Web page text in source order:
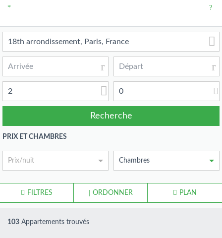
2 0
PRIX ET CHAMBRES
Prix/nuit Chambres
FILTRES ORDONNER PLAN
103 Appartements trouvés